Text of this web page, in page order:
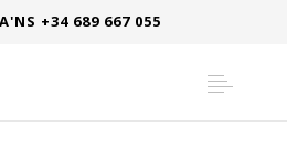
+34 689 667 055